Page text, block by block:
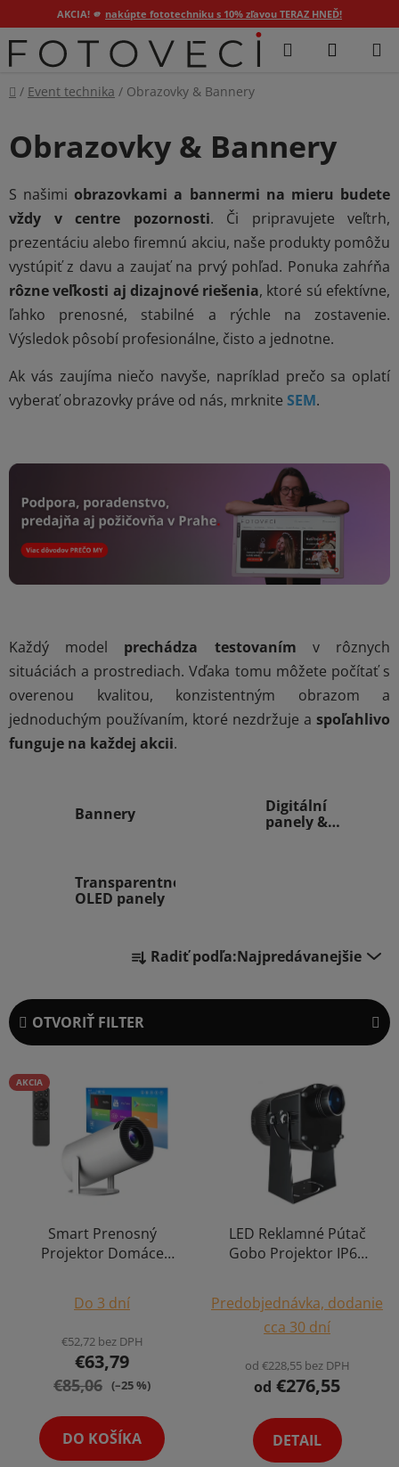
AKCIA! 🫵 nakúpte fototechniku s 10% zľavou TERAZ HNEĎ!
Prejsť
na
Hľadať
Domov
/ Event technika / Obrazovky & Bannery
Obrazovky & Bannery
S našimiobrazovkami a bannermi na mieru budete
vždy v centre pozornosti. Či pripravujete veľtrh,
prezentáciu alebo firemnú akciu, naše produkty pomôžu
vystúpiť z davu a zaujať na prvý pohľad. Ponuka zahŕňa
rôzne veľkosti aj dizajnové riešenia, ktoré sú efektívne,
ľahko prenosné, stabilné a rýchle na zostavenie.
Výsledok pôsobí profesionálne, čisto a jednotne.
Ak vás zaujíma niečo navyše, napríklad prečo sa oplatí
vyberať obrazovky práve od nás, mrknite SEM.
Každý model prechádza testovaním v rôznych
situáciách a prostrediach. Vďaka tomu môžete počítať s
overenou kvalitou, konzistentným obrazom a
jednoduchým používaním, ktoré nezdržuje a spoľahlivo
funguje na každej akcii.
Bannery
Digitální
panely &
Transparentné
OLED panely
a
e
n
e
p
r
o
d
t
o
v
Radiť podľa:Najpredávanejšie
OTVORIŤ FILTER
V
ý
AKCIA
Smart Prenosný
Projektor Domáce
Premietanie Cinema
Android Reproduktor
hodnotenie
produktu
je
4,1
5
hviezdičiek.
Do 3 dní
€52,72 bez DPH
€63,79
€85,06 (–25 %)
DO KOŠÍKA
LED Reklamné Pútač
Gobo Projektor IP67
Premietačka Vonkajšie
Reklamy Loga HD
Výber Varianta
Predobjednávka, dodanie
cca 30 dní
od €228,55 bez DPH
od €276,55
DETAIL